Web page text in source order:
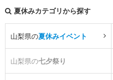
夏休みカテゴリから探す
山梨県の夏休みイベント
山梨県の七夕祭り